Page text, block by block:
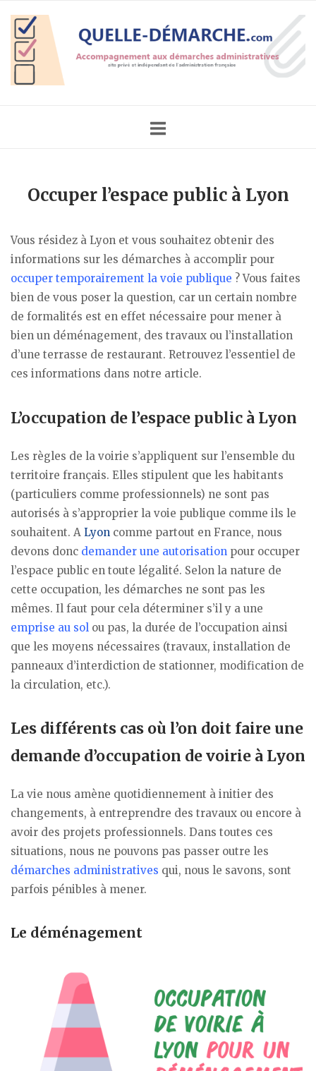
content
Home
Occuper l’espace public à Lyon
Vous résidez à Lyon et vous souhaitez obtenir des
informations sur les démarches à accomplir pour
occuper temporairement la voie publique ? Vous faites
bien de vous poser la question, car un certain nombre
de formalités est en effet nécessaire pour mener à
bien un déménagement, des travaux ou l’installation
d’une terrasse de restaurant. Retrouvez l’essentiel de
ces informations dans notre article.
L’occupation de l’espace public à Lyon
Les règles de la voirie s’appliquent sur l’ensemble du
territoire français. Elles stipulent que les habitants
(particuliers comme professionnels) ne sont pas
autorisés à s’approprier la voie publique comme ils le
souhaitent. A Lyon comme partout en France, nous
devons donc demander une autorisation pour occuper
l’espace public en toute légalité. Selon la nature de
cette occupation, les démarches ne sont pas les
mêmes. Il faut pour cela déterminer s’il y a une
emprise au sol ou pas, la durée de l’occupation ainsi
que les moyens nécessaires (travaux, installation de
panneaux d’interdiction de stationner, modification de
la circulation, etc.).
Les différents cas où l’on doit faire une
demande d’occupation de voirie à Lyon
La vie nous amène quotidiennement à initier des
changements, à entreprendre des travaux ou encore à
avoir des projets professionnels. Dans toutes ces
situations, nous ne pouvons pas passer outre les
démarches administratives qui, nous le savons, sont
parfois pénibles à mener.
Le déménagement